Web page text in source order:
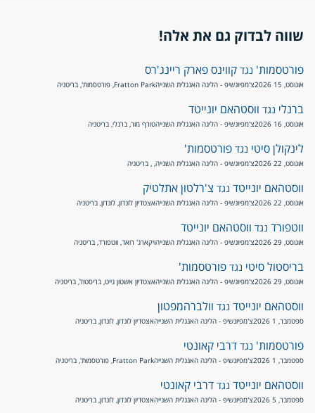
שווה לבדוק גם את אלה!
פורטסמות' נגד קווינס פארק ריינג'רס
אוגוסט, 15 2026 צ'מפיונשיפ - הליגה האנגלית השנייהFratton Park, פורטסמות', בריטניה
ברנלי נגד ווסטהאם יונייטד
אוגוסט, 16 2026 צ'מפיונשיפ - הליגה האנגלית השנייהטורף מור, ברנלי, בריטניה
לינקולן סיטי נגד פורטסמות'
אוגוסט, 22 2026 צ'מפיונשיפ - הליגה האנגלית השנייה, , בריטניה
ווסטהאם יונייטד נגד צ'רלטון אתלטיק
אוגוסט, 22 2026 צ'מפיונשיפ - הליגה האנגלית השנייהאצטדיון לונדון, לונדון, בריטניה
ווטפורד נגד ווסטהאם יונייטד
אוגוסט, 29 2026 צ'מפיונשיפ - הליגה האנגלית השנייהויקארג' רואד, ווטפורד, בריטניה
בריסטול סיטי נגד פורטסמות'
אוגוסט, 29 2026 צ'מפיונשיפ - הליגה האנגלית השנייהאצטדיון אשטון גייט, בריסטול, בריטניה
ווסטהאם יונייטד נגד וולברהמפטון
ספטמבר, 1 2026 צ'מפיונשיפ - הליגה האנגלית השנייהאצטדיון לונדון, לונדון, בריטניה
פורטסמות' נגד דרבי קאונטי
ספטמבר, 1 2026 צ'מפיונשיפ - הליגה האנגלית השנייהFratton Park, פורטסמות', בריטניה
ווסטהאם יונייטד נגד דרבי קאונטי
ספטמבר, 5 2026 צ'מפיונשיפ - הליגה האנגלית השנייהאצטדיון לונדון, לונדון, בריטניה